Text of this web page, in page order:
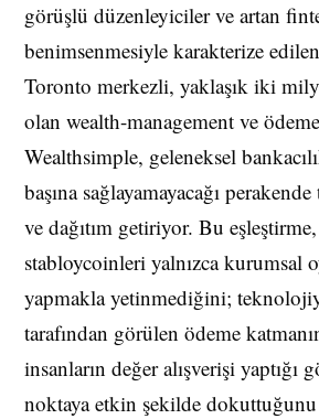
görüşlü düzenleyiciler ve artan
benimsenmesiyle karakterize
Toronto merkezli, yaklaşık iki
olan wealth-management ve
Wealthsimple, geleneksel
başına sağlayamayacağı
ve dağıtım getiriyor. Bu
stabloycoinleri yalnızca kurumsal
yapmakla yetinmediğini;
tarafından görülen ödeme
insanların değer alışverişi yaptığı
noktaya etkin şekilde